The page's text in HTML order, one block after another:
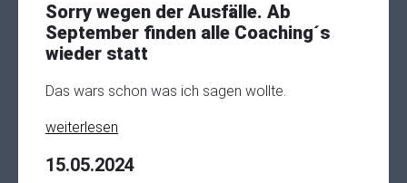
Sorry wegen der Ausfälle. Ab
September finden alle Coaching´s
wieder statt
Das wars schon was ich sagen wollte.
weiterlesen
15.05.2024